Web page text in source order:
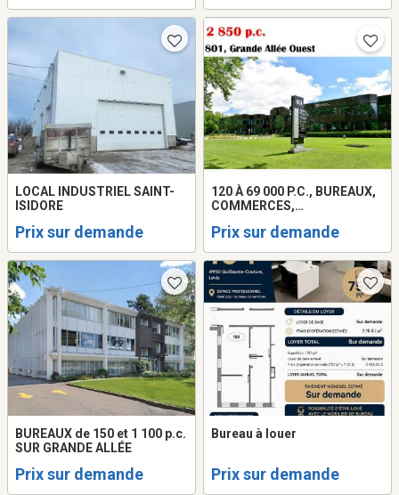
LOCAL INDUSTRIEL SAINT-
ISIDORE
Prix sur demande
120 À 69 000 P.C., BUREAUX,
COMMERCES,
Prix sur demande
BUREAUX de 150 et 1 100 p.c.
SUR GRANDE ALLÉE
Prix sur demande
Bureau à louer
Prix sur demande